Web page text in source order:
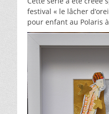
festival « le lâcher
pour enfant au Polaris